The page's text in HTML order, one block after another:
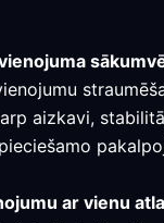
aizkavi,
ar vienu